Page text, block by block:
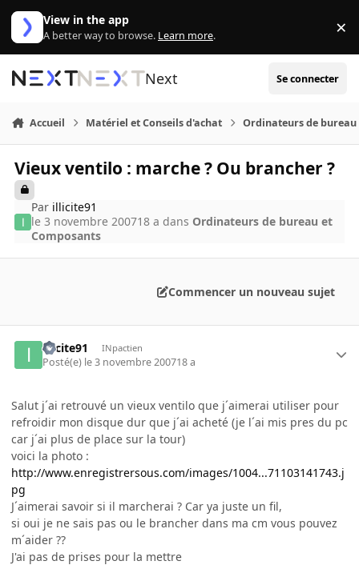
Aller au contenu
View in the app
A better way to browse. Learn more. ×
Next Se connecter
Accueil Matériel et Conseils d'achat Ordinateurs de bureau
Vieux ventilo : marche ? Ou brancher ?
Par illicite91
le 3 novembre 200718 a dans Ordinateurs de bureau et
Composants
Commencer un nouveau sujet
illicite91 INpactien
Posté(e) le 3 novembre 200718 a
Salut j´ai retrouvé un vieux ventilo que j´aimerai utiliser pour
refroidir mon disque dur que j´ai acheté (je l´ai mis pres du pc
car j´ai plus de place sur la tour)
voici la photo :
http://www.enregistrersous.com/images/1004...71103141743.j
pg
J´aimerai savoir si il marcherai ? Car ya juste un fil,
si oui je ne sais pas ou le brancher dans ma cm vous pouvez
m´aider ??
J'ai pas de prises pour la mettre